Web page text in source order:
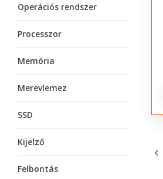
Operációs rendszer
Processzor
Memória
Merevlemez
SSD
Kijelző
Felbontás